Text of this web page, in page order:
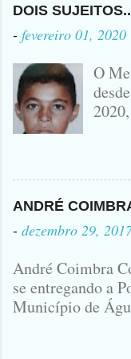
DOIS
- fevereiro 01, 2020
O
ANDRÉ
- dezembro 29,
André Coimbra
se entregando a
Município de
cedo, tinha